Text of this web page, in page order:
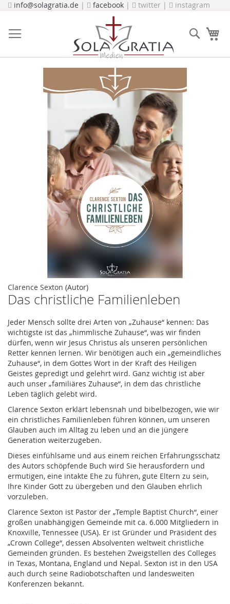
Direkt
info@solagratia.de | facebook | twitter | instagram
Suche
Clarence Sexton (Autor)
Das christliche Familienleben
Jeder Mensch sollte drei Arten von „Zuhause“ kennen: Das
wichtigste ist das „himmlische Zuhause“, was wir finden
dürfen, wenn wir Jesus Christus als unseren persönlichen
Retter kennen lernen. Wir benötigen auch ein „gemeindliches
Zuhause“, in dem Gottes Wort in der Kraft des Heiligen
Geistes gepredigt und gelehrt wird. Ganz wichtig ist aber
auch unser „familiäres Zuhause“, in dem das christliche
Leben täglich gelebt wird.
Clarence Sexton erklärt lebensnah und bibelbezogen, wie wir
ein christliches Familienleben führen können, um unseren
Glauben auch im Alltag zu leben und an die jüngere
Generation weiterzugeben.
Dieses einfühlsame und aus einem reichen Erfahrungsschatz
des Autors schöpfende Buch wird Sie herausfordern und
ermutigen, eine intakte Ehe zu führen, gute Eltern zu sein,
Ihre Kinder Gott zu übergeben und den Glauben ehrlich
vorzuleben.
Clarence Sexton ist Pastor der „Temple Baptist Church“, einer
großen unabhängigen Gemeinde mit ca. 6.000 Mitgliedern in
Knoxville, Tennessee (USA). Er ist Gründer und Präsident des
„Crown College“, dessen Absolventen weltweit christliche
Gemeinden gründen. Es bestehen Zweigstellen des Colleges
in Texas, Montana, England und Nepal. Sexton ist in den USA
auch durch seine Radiobotschaften und landesweiten
Konferenzen bekannt.
Zum
Anfang
der
Bildergalerie
springen